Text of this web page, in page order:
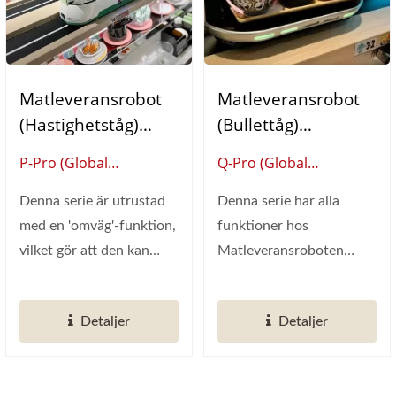
Matleveransrobot
(Hastighetståg)
Enkel
P-Pro (Global
Denna serie är utrustad
med en 'omväg'-funktion,
vilket gör att den kan
Detaljer
Matleveransrobot
(Bullettåg)
Q-Pro (Global
Denna serie har alla
funktioner hos
Matleveransroboten
har den den extra...
Detaljer